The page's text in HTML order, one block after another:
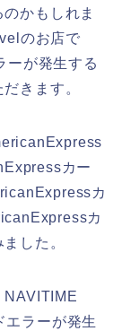
かもしれま
のお店で
ーが発生する
きます。
カー
カ
カ
した。
NAVITIME
ラーが発生